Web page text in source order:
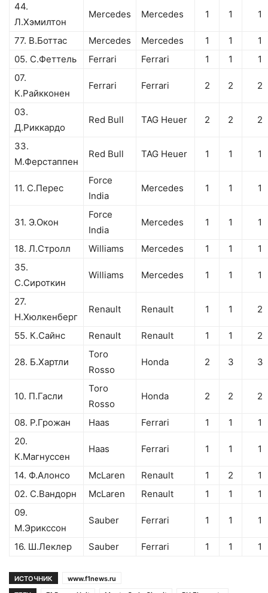
44.
Л.Хэмилтон
Mercedes Mercedes 1 1 1
77. В.Боттас Mercedes Mercedes 1 1
1
05. С.Феттель
Ferrari Ferrari 1 1
1
07.
К.Райкконен
Ferrari Ferrari 2 2 2
03.
Д.Риккардо
Red Bull TAG Heuer 2 2 2
33.
М.Ферстаппен
Red Bull TAG Heuer 1 1 1
11. С.Перес
Force
India
Mercedes 1 1 1
31. Э.Окон
Force
India
Mercedes 1 1 1
18. Л.Стролл Williams Mercedes 1 1
1
35.
С.Сироткин
Williams Mercedes 1 1 1
27.
Н.Хюлкенберг
Renault Renault 1 1 2
55. К.Сайнс Renault Renault 1 1 2
28. Б.Хартли
Toro
Rosso
Honda 2 3 3
10. П.Гасли
Toro
Rosso
Honda 2 2 2
08. Р.Грожан Haas Ferrari 1 1
1
20.
К.Магнуссен
Haas Ferrari 1 1 1
14. Ф.Алонсо McLaren Renault 1 2
1
02. С.Вандорн
McLaren Renault 1 1
1
09.
М.Эрикссон
Sauber Ferrari 1 1 1
16. Ш.Леклер Sauber Ferrari 1 1 1
ИСТОЧНИК
www.f1news.ru